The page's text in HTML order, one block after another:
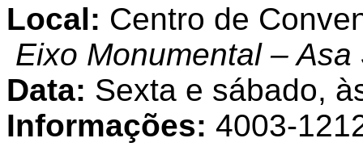
Local: Centro de
Eixo Monumental –
Data: Sexta e sábado,
Informações: 4003-